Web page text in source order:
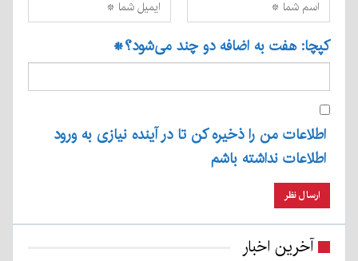
کپچا: هفت به اضافه دو چند می‌شود؟*
اطلاعات من را ذخیره کن تا در آینده نیازی به ورود
اطلاعات نداشته باشم
آخرین اخبار